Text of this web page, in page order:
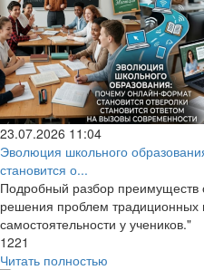
23.07.2026 11:04
Эволюция школьного
становится о...
Подробный разбор преимуществ
решения проблем традиционных
самостоятельности у учеников."
1221
Читать полностью